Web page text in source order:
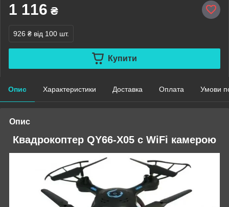
1 116 ₴
926 ₴ від 100 шт.
Купити
Опис Характеристики Доставка Оплата Умови
Опис
Квадрокоптер QY66-X05 c WiFi камерою